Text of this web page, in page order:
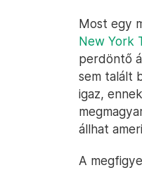
Most egy
New York
perdöntő
sem talált
igaz,
állhat
A